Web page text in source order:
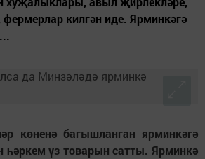
килгән иде. Ярминкәгә
көненә багышланган ярминкәгә
һәркем үз товарын сатты. Ярминкә